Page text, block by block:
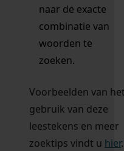
naar de exacte
combinatie van
woorden te
zoeken.
Voorbeelden van
gebruik van deze
leestekens en meer
zoektips vindt u hier.